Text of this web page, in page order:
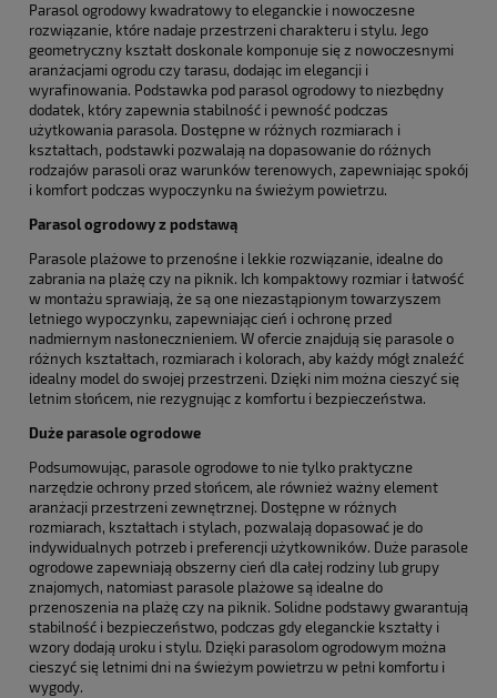
Parasol ogrodowy kwadratowy to eleganckie i nowoczesne
rozwiązanie, które nadaje przestrzeni charakteru i stylu. Jego
geometryczny kształt doskonale komponuje się z nowoczesnymi
aranżacjami ogrodu czy tarasu, dodając im elegancji i
wyrafinowania. Podstawka pod parasol ogrodowy to niezbędny
dodatek, który zapewnia stabilność i pewność podczas
użytkowania parasola. Dostępne w różnych rozmiarach i
kształtach, podstawki pozwalają na dopasowanie do różnych
rodzajów parasoli oraz warunków terenowych, zapewniając spokój
i komfort podczas wypoczynku na świeżym powietrzu.
Parasol ogrodowy z podstawą
Parasole plażowe to przenośne i lekkie rozwiązanie, idealne do
zabrania na plażę czy na piknik. Ich kompaktowy rozmiar i łatwość
w montażu sprawiają, że są one niezastąpionym towarzyszem
letniego wypoczynku, zapewniając cień i ochronę przed
nadmiernym nasłonecznieniem. W ofercie znajdują się parasole o
różnych kształtach, rozmiarach i kolorach, aby każdy mógł znaleźć
idealny model do swojej przestrzeni. Dzięki nim można cieszyć się
letnim słońcem, nie rezygnując z komfortu i bezpieczeństwa.
Duże parasole ogrodowe
Podsumowując, parasole ogrodowe to nie tylko praktyczne
narzędzie ochrony przed słońcem, ale również ważny element
aranżacji przestrzeni zewnętrznej. Dostępne w różnych
rozmiarach, kształtach i stylach, pozwalają dopasować je do
indywidualnych potrzeb i preferencji użytkowników. Duże parasole
ogrodowe zapewniają obszerny cień dla całej rodziny lub grupy
znajomych, natomiast parasole plażowe są idealne do
przenoszenia na plażę czy na piknik. Solidne podstawy gwarantują
stabilność i bezpieczeństwo, podczas gdy eleganckie kształty i
wzory dodają uroku i stylu. Dzięki parasolom ogrodowym można
cieszyć się letnimi dni na świeżym powietrzu w pełni komfortu i
wygody.